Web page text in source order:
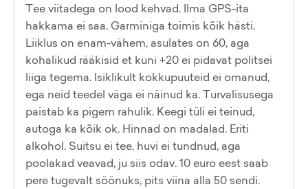
Tee viitadega on lood kehvad. Ilma GPS-ita
hakkama ei saa. Garminiga toimis kõik hästi.
Liiklus on enam-vähem, asulates on 60, aga
kohalikud rääkisid et kuni +20 ei pidavat politsei
liiga tegema. Isiklikult kokkupuuteid ei omanud,
ega neid teedel väga ei näinud ka. Turvalisusega
paistab ka pigem rahulik. Keegi tüli ei teinud,
autoga ka kõik ok. Hinnad on madalad. Eriti
alkohol. Suitsu ei tee, huvi ei tundnud, aga
poolakad veavad, ju siis odav. 10 euro eest saab
pere tugevalt söönuks, pits viina alla 50 sendi.